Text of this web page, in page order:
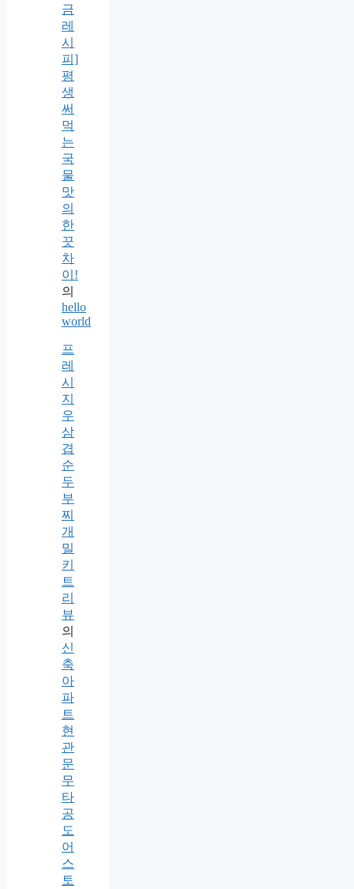
금
레
시
피]
평
생
써
먹
는
국
물
맛
의
한
끗
차
이!
의
hello
world
프
레
시
지
우
삼
겹
순
두
부
찌
개
밀
키
트
리
뷰
의
신
축
아
파
트
현
관
문
무
타
공
도
어
스
토